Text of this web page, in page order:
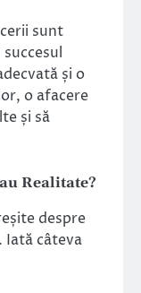
sunt
și o
o afacere
și să
Realitate?
despre
Iată câteva